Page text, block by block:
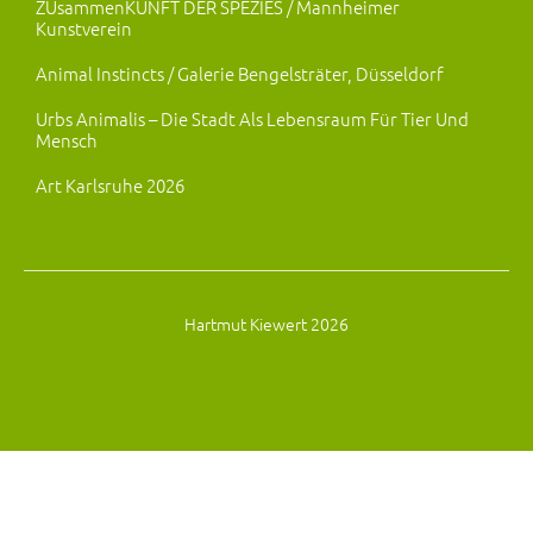
ZUsammenKUNFT DER SPEZIES / Mannheimer
Kunstverein
Animal Instincts / Galerie Bengelsträter, Düsseldorf
Urbs Animalis – Die Stadt Als Lebensraum Für Tier Und
Mensch
Art Karlsruhe 2026
Hartmut Kiewert 2026